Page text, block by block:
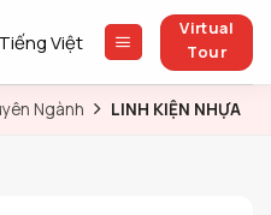
Tiếng Việt
Virtual
Tour
Ngành LINH KIỆN NHỰA